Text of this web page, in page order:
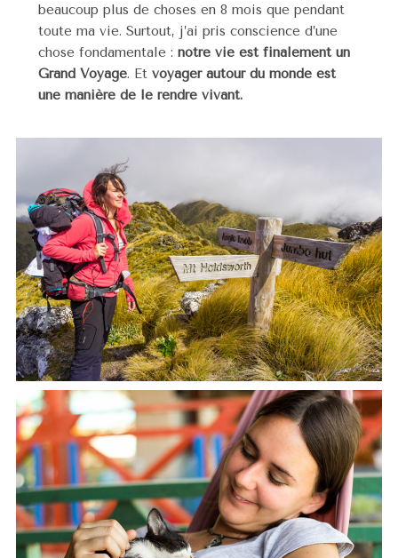
beaucoup plus de choses en 8 mois que pendant
toute ma vie. Surtout, j’ai pris conscience d’une
chose fondamentale : notre vie est finalement un
Grand Voyage. Et voyager autour du monde est
une manière de le rendre vivant.